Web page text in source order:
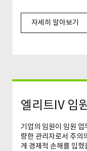
자세히 알아보기
엘리트IV 임
기업의 임원이 임원 업
량한 관리자로서 주의
게 경제적 손해를 입